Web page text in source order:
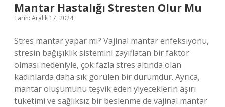
Mantar Hastalığı Stresten Olur Mu
Tarih: Aralık 17, 2024
Stres mantar yapar mı? Vajinal mantar enfeksiyonu,
stresin bağışıklık sistemini zayıflatan bir faktör
olması nedeniyle, çok fazla stres altında olan
kadınlarda daha sık görülen bir durumdur. Ayrıca,
mantar oluşumunu teşvik eden yiyeceklerin aşırı
tüketimi ve sağlıksız bir beslenme de vajinal mantar